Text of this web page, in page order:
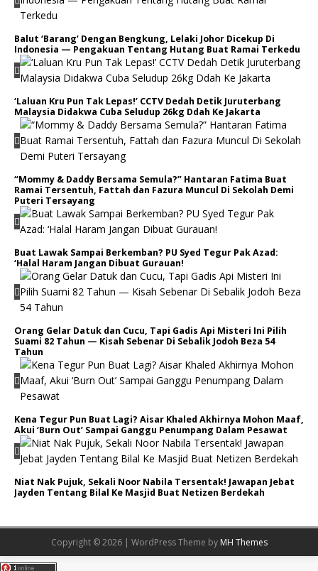
Balut ‘Barang’ Dengan Bengkung, Lelaki Johor Dicekup Di
Indonesia — Pengakuan Tentang Hutang Buat Ramai Terkedu
‘Laluan Kru Pun Tak Lepas!’ CCTV Dedah Detik Juruterbang
Malaysia Didakwa Cuba Seludup 26kg Ddah Ke Jakarta
“Mommy & Daddy Bersama Semula?” Hantaran Fatima Buat
Ramai Tersentuh, Fattah dan Fazura Muncul Di Sekolah Demi
Puteri Tersayang
Buat Lawak Sampai Berkemban? PU Syed Tegur Pak Azad:
‘Halal Haram Jangan Dibuat Gurauan!
Orang Gelar Datuk dan Cucu, Tapi Gadis Api Misteri Ini Pilih
Suami 82 Tahun — Kisah Sebenar Di Sebalik Jodoh Beza 54
Tahun
Kena Tegur Pun Buat Lagi? Aisar Khaled Akhirnya Mohon Maaf,
Akui ‘Burn Out’ Sampai Ganggu Penumpang Dalam Pesawat
Niat Nak Pujuk, Sekali Noor Nabila Tersentak! Jawapan Jebat
Jayden Tentang Bilal Ke Masjid Buat Netizen Berdekah
Copyright © 2026 | WordPress Theme by MH Themes